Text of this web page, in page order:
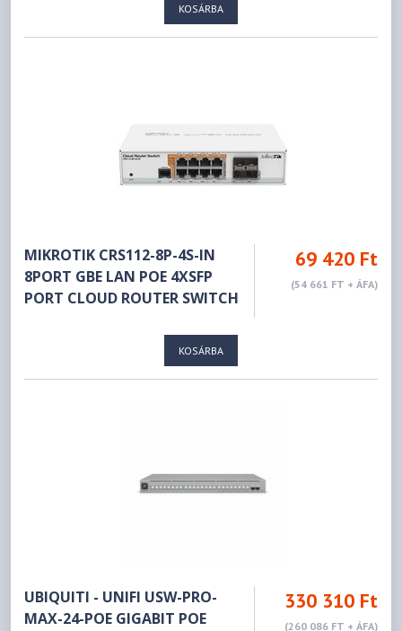
KOSÁRBA
MIKROTIK CRS112-8P-4S-IN
8PORT GBE LAN POE 4XSFP
PORT CLOUD ROUTER SWITCH
69 420 Ft
(54 661 FT + ÁFA)
KOSÁRBA
UBIQUITI - UNIFI USW-PRO-
MAX-24-POE GIGABIT POE
330 310 Ft
(260 086 FT + ÁFA)